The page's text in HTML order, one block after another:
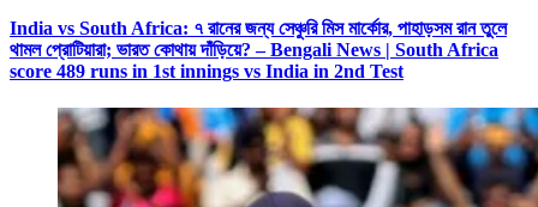
India vs South Africa: ৭ রানের জন্য সেঞ্চুরি মিস মার্কোর, পাহাড়সম রান তুলে
থামল প্রোটিয়ারা; ভারত কোথায় দাঁড়িয়ে? – Bengali News | South Africa
score 489 runs in 1st innings vs India in 2nd Test